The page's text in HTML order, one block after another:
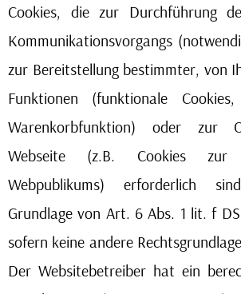
Cookies, die zur Durchführung
Kommunikationsvorgangs
zur Bereitstellung bestimmter, von
Funktionen (funktionale
Warenkorbfunktion) oder zur
Webseite (z.B. Cookies zur
Webpublikums) erforderlich
Grundlage von Art. 6 Abs. 1 lit. f
sofern keine andere
Der Websitebetreiber hat ein